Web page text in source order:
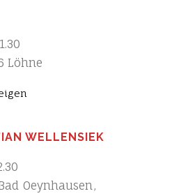
Löhne
WELLENSIEK
Oeynhausen,